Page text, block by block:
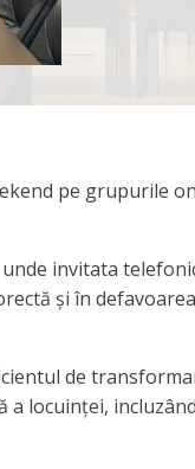
pe grupurile
invitata
și în defavoarea
de
a locuinței, incluzând